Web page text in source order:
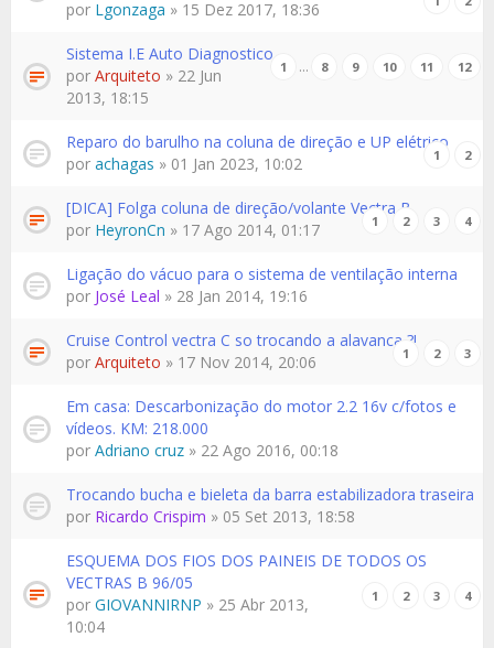
por Lgonzaga » 15 Dez 2017, 18:36
Sistema I.E Auto Diagnostico
1 … 8 9 10 11 12
por Arquiteto » 22 Jun
2013, 18:15
Reparo do barulho na coluna de direção e UP elétrico
1 2
por achagas » 01 Jan 2023, 10:02
[DICA] Folga coluna de direção/volante Vectra B
1 2 3 4
por HeyronCn » 17 Ago 2014, 01:17
Ligação do vácuo para o sistema de ventilação interna
por José Leal » 28 Jan 2014, 19:16
Cruise Control vectra C so trocando a alavanca ?!
1 2 3
por Arquiteto » 17 Nov 2014, 20:06
Em casa: Descarbonização do motor 2.2 16v c/fotos e
vídeos. KM: 218.000
por Adriano cruz » 22 Ago 2016, 00:18
Trocando bucha e bieleta da barra estabilizadora traseira
por Ricardo Crispim » 05 Set 2013, 18:58
ESQUEMA DOS FIOS DOS PAINEIS DE TODOS OS
VECTRAS B 96/05
1 2 3 4
por GIOVANNIRNP » 25 Abr 2013,
10:04